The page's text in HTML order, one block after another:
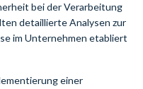
bei der Verarbeitung
detaillierte Analysen zur
im Unternehmen etabliert
einer